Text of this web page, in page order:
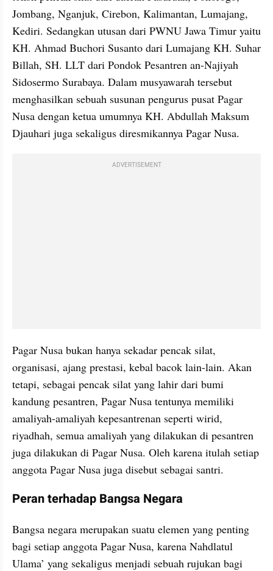
Jombang, Nganjuk, Cirebon, Kalimantan, Lumajang,
Kediri. Sedangkan utusan dari PWNU Jawa Timur yaitu
KH. Ahmad Buchori Susanto dari Lumajang KH. Suhar
Billah, SH. LLT dari Pondok Pesantren an-Najiyah
Sidosermo Surabaya. Dalam musyawarah tersebut
menghasilkan sebuah susunan pengurus pusat Pagar
Nusa dengan ketua umumnya KH. Abdullah Maksum
Djauhari juga sekaligus diresmikannya Pagar Nusa.
ADVERTISEMENT
Pagar Nusa bukan hanya sekadar pencak silat,
organisasi, ajang prestasi, kebal bacok lain-lain. Akan
tetapi, sebagai pencak silat yang lahir dari bumi
kandung pesantren, Pagar Nusa tentunya memiliki
amaliyah-amaliyah kepesantrenan seperti wirid,
riyadhah, semua amaliyah yang dilakukan di pesantren
juga dilakukan di Pagar Nusa. Oleh karena itulah setiap
anggota Pagar Nusa juga disebut sebagai santri.
Peran terhadap Bangsa Negara
Bangsa negara merupakan suatu elemen yang penting
bagi setiap anggota Pagar Nusa, karena Nahdlatul
Ulama’ yang sekaligus menjadi sebuah rujukan bagi